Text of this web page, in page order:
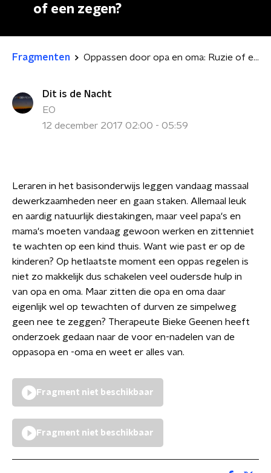
of een zegen?
Fragmenten Oppassen door opa en oma: Ruzie of een zegen?
Dit is de Nacht
EO
12 december 2017 02:00 - 05:59
Leraren in het basisonderwijs leggen vandaag massaal
dewerkzaamheden neer en gaan staken. Allemaal leuk
en aardig natuurlijk diestakingen, maar veel papa's en
mama's moeten vandaag gewoon werken en zittenniet
te wachten op een kind thuis. Want wie past er op de
kinderen? Op hetlaatste moment een oppas regelen is
niet zo makkelijk dus schakelen veel oudersde hulp in
van opa en oma. Maar zitten die opa en oma daar
eigenlijk wel op tewachten of durven ze simpelweg
geen nee te zeggen? Therapeute Bieke Geenen heeft
onderzoek gedaan naar de voor en-nadelen van de
oppasopa en -oma en weet er alles van.
Fragment niet beschikbaar
Fragment niet beschikbaar